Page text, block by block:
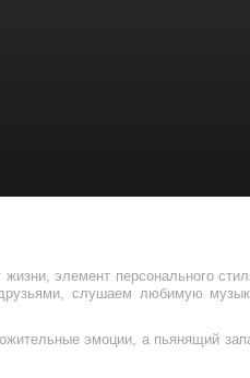
элемент персонального
слушаем любимую
эмоции, а пьянящий